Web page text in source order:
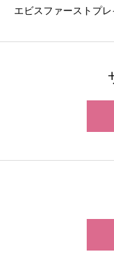
エビスファーストプ